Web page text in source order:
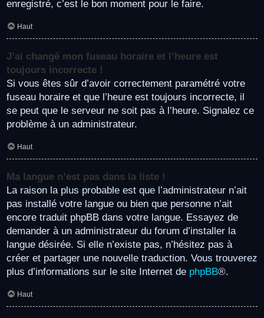
enregistré, c’est le bon moment pour le faire.
Haut
J’ai changé mon fuseau horaire et l’heure est
toujours incorrecte !
Si vous êtes sûr d’avoir correctement paramétré votre
fuseau horaire et que l’heure est toujours incorrecte, il
se peut que le serveur ne soit pas à l’heure. Signalez ce
problème à un administrateur.
Haut
Ma langue n’est pas dans la liste !
La raison la plus probable est que l’administrateur n’ait
pas installé votre langue ou bien que personne n’ait
encore traduit phpBB dans votre langue. Essayez de
demander à un administrateur du forum d’installer la
langue désirée. Si elle n’existe pas, n’hésitez pas à
créer et partager une nouvelle traduction. Vous trouverez
plus d’informations sur le site Internet de phpBB®.
Haut